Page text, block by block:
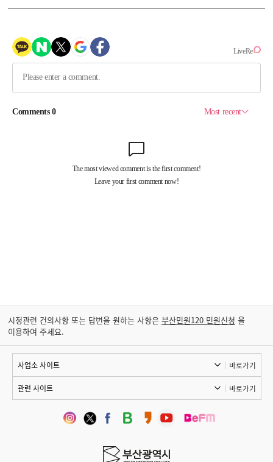
시정관련 건의사항 또는 답변을 원하는 사항은 부산민원120 민원신청 을
이용하여 주세요.
바로가기
바로가기